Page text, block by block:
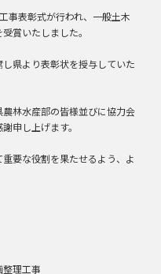
事表彰式が行われ、一般土木
賞いたしました。
県より表彰状を授与していた
林水産部の皆様並びに協力会
申し上げます。
要な役割を果たせるよう、よ
理工事